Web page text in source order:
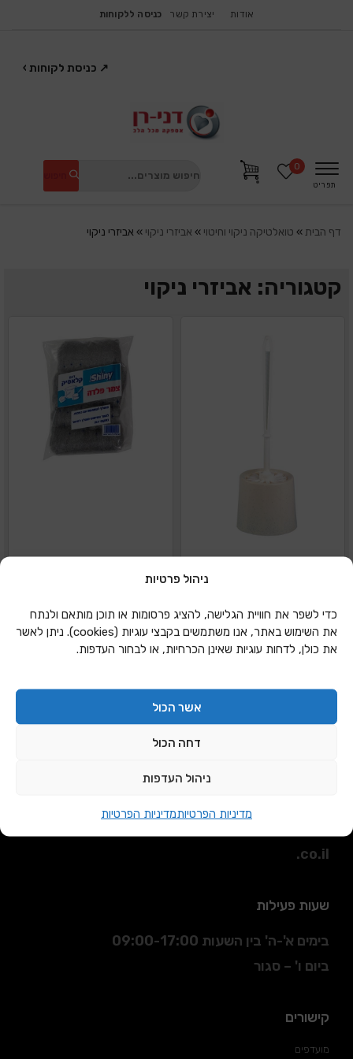
ניהול פרטיות
כדי לשפר את חוויית הגלישה, להציג פרסומות או תוכן מותאם ולנתח
את השימוש באתר, אנו משתמשים בקבצי עוגיות (cookies). ניתן לאשר
את כולן, לדחות עוגיות שאינן הכרחיות, או לבחור העדפות.
אשר הכול
דחה הכול
ניהול העדפות
מדיניות הפרטיותמדיניות הפרטיות
אודות יצירת קשר כניסה ללקוחות
↗ כניסת לקוחות ›
תפריט
0
דף הבית» טואלטיקה ניקוי וחיטוי » אביזרי ניקוי » אביזרי ניקוי
קטגוריה: אביזרי ניקוי
הוספה להצעת מחיר
SHINY
הוספה להצעת מחיר
.co.il
שעות פעילות
בימים א'-ה' בין השעות 09:00-17:00
ביום ו' – סגור
קישורים
מועדפים